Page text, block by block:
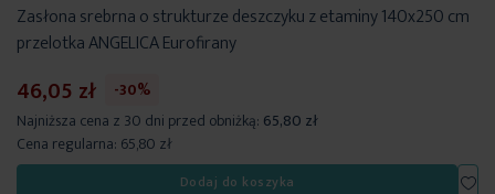
Zasłona srebrna o strukturze deszczyku z etaminy 140x250 cm
przelotka ANGELICA Eurofirany
46,05 zł
-30%
Najniższa cena z 30 dni przed obniżką: 65,80 zł
Cena regularna: 65,80 zł
Dodaj do koszyka